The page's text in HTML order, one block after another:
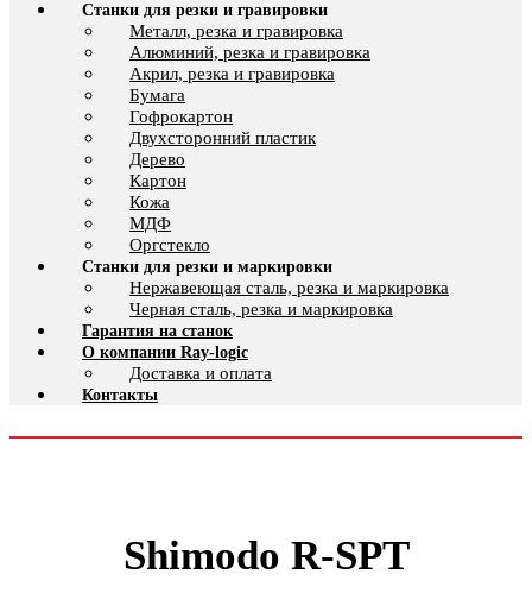
Станки для резки и гравировки
Металл, резка и гравировка
Алюминий, резка и гравировка
Акрил, резка и гравировка
Бумага
Гофрокартон
Двухсторонний пластик
Дерево
Картон
Кожа
МДФ
Оргстекло
Станки для резки и маркировки
Нержавеющая сталь, резка и маркировка
Черная сталь, резка и маркировка
Гарантия на станок
О компании Ray-logic
Доставка и оплата
Контакты
Shimodo R-SPT